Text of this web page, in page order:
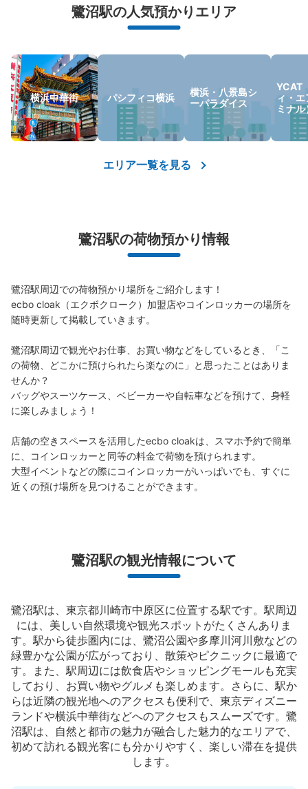
荷物の破損、盗難等万が一に備えた保証も完備で安心
鷺沼駅の人気預かりエリア
横浜中華街 パシフィコ横浜
横浜・八景島シ
ーパラダイス
YCAT
ィ・
ミナル
エリア一覧を見る
鷺沼駅の荷物預かり情報
鷺沼駅周辺での荷物預かり場所をご紹介します！
ecbo cloak（エクボクローク）加盟店やコインロッカーの場所を
随時更新して掲載していきます。
鷺沼駅周辺で観光やお仕事、お買い物などをしているとき、「こ
の荷物、どこかに預けられたら楽なのに」と思ったことはありま
せんか？
バッグやスーツケース、ベビーカーや自転車などを預けて、身軽
に楽しみましょう！
店舗の空きスペースを活用したecbo cloakは、スマホ予約で簡単
に、コインロッカーと同等の料金で荷物を預けられます。
大型イベントなどの際にコインロッカーがいっぱいでも、すぐに
近くの預け場所を見つけることができます。
鷺沼駅の観光情報について
鷺沼駅は、東京都川崎市中原区に位置する駅です。駅周辺
には、美しい自然環境や観光スポットがたくさんありま
す。駅から徒歩圏内には、鷺沼公園や多摩川河川敷などの
緑豊かな公園が広がっており、散策やピクニックに最適で
す。また、駅周辺には飲食店やショッピングモールも充実
しており、お買い物やグルメも楽しめます。さらに、駅か
らは近隣の観光地へのアクセスも便利で、東京ディズニー
ランドや横浜中華街などへのアクセスもスムーズです。鷺
沼駅は、自然と都市の魅力が融合した魅力的なエリアで、
初めて訪れる観光客にも分かりやすく、楽しい滞在を提供
します。